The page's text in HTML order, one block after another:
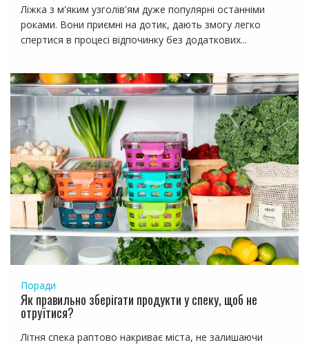
Ліжка з м'яким узголів'ям дуже популярні останніми
роками. Вони приємні на дотик, дають змогу легко
спертися в процесі відпочинку без додаткових...
Поради
Як правильно зберігати продукти у спеку, щоб не
отруїтися?
Літня спека раптово накриває міста, не залишаючи